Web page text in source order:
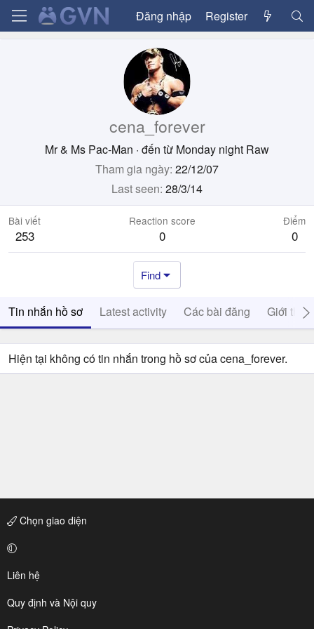
Đăng nhập Register
cena_forever
Mr & Ms Pac-Man · đến từ Monday night Raw
Tham gia ngày 22/12/07
Last seen 28/3/14
Bài viết
253
Reaction score
0
Điểm
0
Find
Tin nhắn hồ sơ Latest activity Các bài đăng Giới thiệu
Hiện tại không có tin nhắn trong hồ sơ của cena_forever.
Chọn giao diện
Liên hệ
Quy định và Nội quy